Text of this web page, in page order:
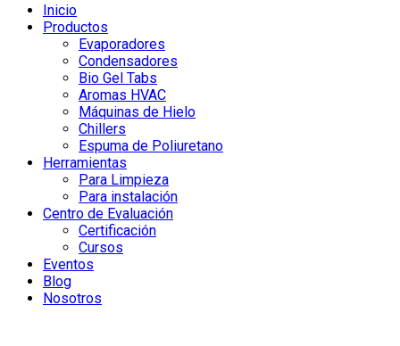
Inicio
Productos
Evaporadores
Condensadores
Bio Gel Tabs
Aromas HVAC
Máquinas de Hielo
Chillers
Espuma de Poliuretano
Herramientas
Para Limpieza
Para instalación
Centro de Evaluación
Certificación
Cursos
Eventos
Blog
Nosotros